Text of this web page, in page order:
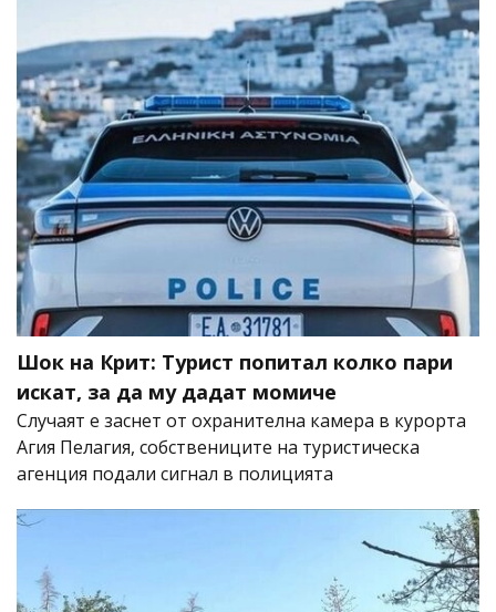
Шок на Крит: Турист попитал колко пари
искат, за да му дадат момиче
Случаят е заснет от охранителна камера в курорта
Агия Пелагия, собствениците на туристическа
агенция подали сигнал в полицията